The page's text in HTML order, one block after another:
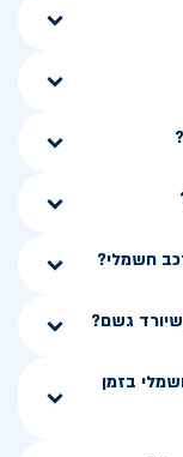
חשמלי?
גשם?
בזמן